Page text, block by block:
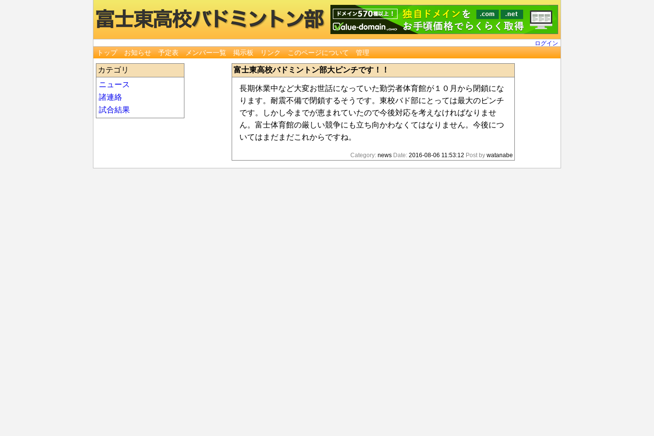
ログイン
トップ お知らせ 予定表 メンバー一覧 掲示板 リンク このページについて 管理
カテゴリ
ニュース
諸連絡
試合結果
富士東高校バドミントン部大ピンチです！！
長期休業中など大変お世話になっていた勤労者体育館が１０月から閉鎖にな
ります。耐震不備で閉鎖するそうです。東校バド部にとっては最大のピンチ
です。しかし今までが恵まれていたので今後対応を考えなければなりませ
ん。富士体育館の厳しい競争にも立ち向かわなくてはなりません。今後につ
いてはまだまだこれからですね。
Category: news Date: 2016-08-06 11:53:12 Post by watanabe